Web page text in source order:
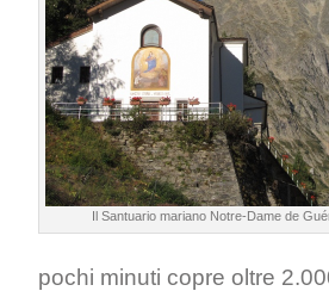
Il Santuario mariano Notre-Dame de
pochi minuti copre oltre